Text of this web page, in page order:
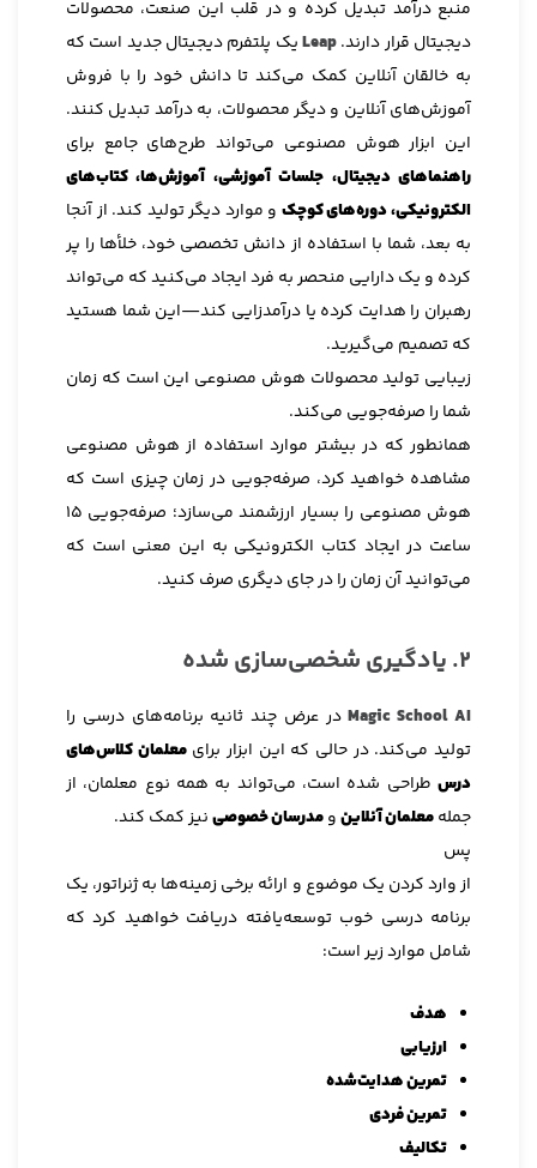
منبع درآمد تبدیل کرده و در قلب این صنعت، محصولات
دیجیتال قرار دارند.Leapیک پلتفرم دیجیتال جدید است که
به خالقان آنلاین کمک می‌کند تا دانش خود را با فروش
آموزش‌های آنلاین و دیگر محصولات، به درآمد تبدیل کنند.
این ابزار هوش مصنوعی می‌تواند طرح‌های جامع برای
راهنماهای دیجیتال، جلسات آموزشی، آموزش‌ها، کتاب‌های
الکترونیکی، دوره‌های کوچک و موارد دیگر تولید کند. از آنجا
به بعد، شما با استفاده از دانش تخصصی خود، خلأها را پر
کرده و یک دارایی منحصر به فرد ایجاد می‌کنید که می‌تواند
رهبران را هدایت کرده یا درآمدزایی کند—این شما هستید
که تصمیم می‌گیرید.
زیبایی تولید محصولات هوش مصنوعی این است که زمان
شما را صرفه‌جویی می‌کند.
همانطور که در بیشتر موارد استفاده از هوش مصنوعی
مشاهده خواهید کرد، صرفه‌جویی در زمان چیزی است که
هوش مصنوعی را بسیار ارزشمند می‌سازد؛ صرفه‌جویی ۱۵
ساعت در ایجاد کتاب الکترونیکی به این معنی است که
می‌توانید آن زمان را در جای دیگری صرف کنید.
2. یادگیری شخصی‌سازی شده
Magic School AIدر عرض چند ثانیه برنامه‌های درسی را
تولید می‌کند. در حالی که این ابزار برایمعلمان کلاس‌های
درس طراحی شده است، می‌تواند به همه نوع معلمان، از
جملهمعلمان آنلاینومدرسان خصوصینیز کمک کند.
پس
از وارد کردن یک موضوع و ارائه برخی زمینه‌ها به ژنراتور، یک
برنامه درسی خوب توسعه‌یافته دریافت خواهید کرد که
شامل موارد زیر است:
هدف
ارزیابی
تمرین هدایت‌شده
تمرین فردی
تکالیف